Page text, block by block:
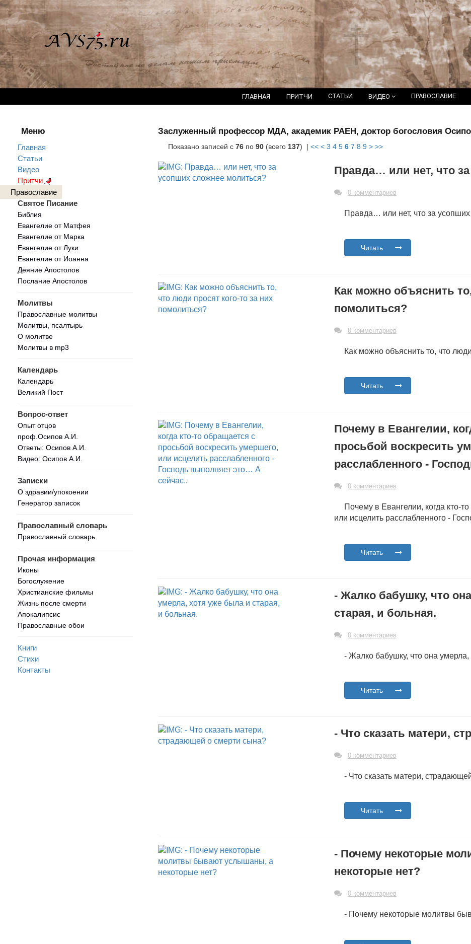
ГЛАВНАЯ ПРИТЧИ СТАТЬИ ВИДЕО ПРАВОСЛАВИЕ
Меню
Главная
Статьи
Видео
Притчи
Православие
Святое Писание
Библия
Евангелие от Матфея
Евангелие от Марка
Евангелие от Луки
Евангелие от Иоанна
Деяние Апостолов
Послание Апостолов
Молитвы
Православные молитвы
Молитвы, псалтырь
О молитве
Молитвы в mp3
Календарь
Календарь
Великий Пост
Вопрос-ответ
Опыт отцов
проф.Осипов А.И.
Ответы: Осипов А.И.
Видео: Осипов А.И.
Записки
О здравии/упокоении
Генератор записок
Православный словарь
Православный словарь
Прочая информация
Иконы
Богослужение
Христианские фильмы
Жизнь после смерти
Апокалипсис
Православные обои
Книги
Стихи
Контакты
Заслуженный профессор МДА, академик РАЕН, доктор богословия
Показано записей с 76по 90(всего 137) | << < 3 4 5 6 7 8 9 > >>
Правда… или нет, что
0 комментариев
Правда… или нет, что за
Читать
Как можно объяснить
помолиться?
0 комментариев
Как можно объяснить то, что
Читать
Почему в Евангелии,
просьбой воскресить
расслабленного -
0 комментариев
Почему в Евангелии, когда кто-
или исцелить расслабленного -
Читать
- Жалко бабушку, что
старая, и больная.
0 комментариев
- Жалко бабушку, что она
Читать
- Что сказать матери,
0 комментариев
- Что сказать матери,
Читать
- Почему некоторые
некоторые нет?
0 комментариев
- Почему некоторые молитвы